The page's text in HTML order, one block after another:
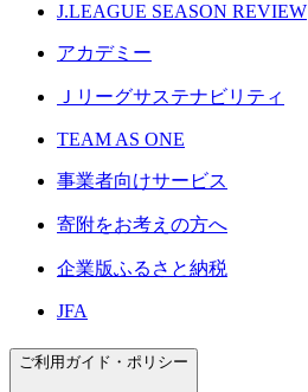
J.LEAGUE SEASON REVIEW
アカデミー
Ｊリーグサステナビリティ
TEAM AS ONE
事業者向けサービス
寄附をお考えの方へ
企業版ふるさと納税
JFA
ご利用ガイド・ポリシー